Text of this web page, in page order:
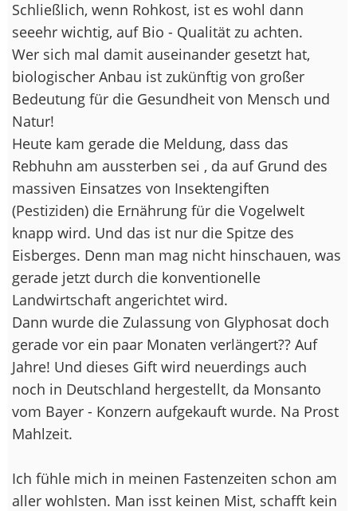
Schließlich, wenn Rohkost, ist es wohl dann
seeehr wichtig, auf Bio - Qualität zu achten.
Wer sich mal damit auseinander gesetzt hat,
biologischer Anbau ist zukünftig von großer
Bedeutung für die Gesundheit von Mensch und
Natur!
Heute kam gerade die Meldung, dass das
Rebhuhn am aussterben sei , da auf Grund des
massiven Einsatzes von Insektengiften
(Pestiziden) die Ernährung für die Vogelwelt
knapp wird. Und das ist nur die Spitze des
Eisberges. Denn man mag nicht hinschauen, was
gerade jetzt durch die konventionelle
Landwirtschaft angerichtet wird.
Dann wurde die Zulassung von Glyphosat doch
gerade vor ein paar Monaten verlängert?? Auf
Jahre! Und dieses Gift wird neuerdings auch
noch in Deutschland hergestellt, da Monsanto
vom Bayer - Konzern aufgekauft wurde. Na Prost
Mahlzeit.
Ich fühle mich in meinen Fastenzeiten schon am
aller wohlsten. Man isst keinen Mist, schafft kein